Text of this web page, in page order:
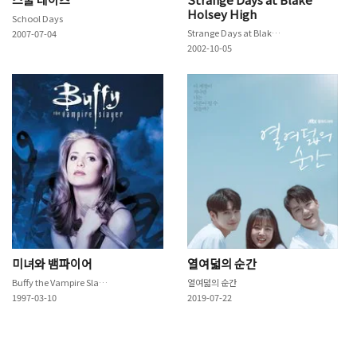
School Days
2007-07-04
Holsey High
Strange Days at Blake Holsey High
2002-10-05
미녀와 뱀파이어
Buffy the Vampire Slayer
1997-03-10
열여덟의 순간
열여덟의 순간
2019-07-22